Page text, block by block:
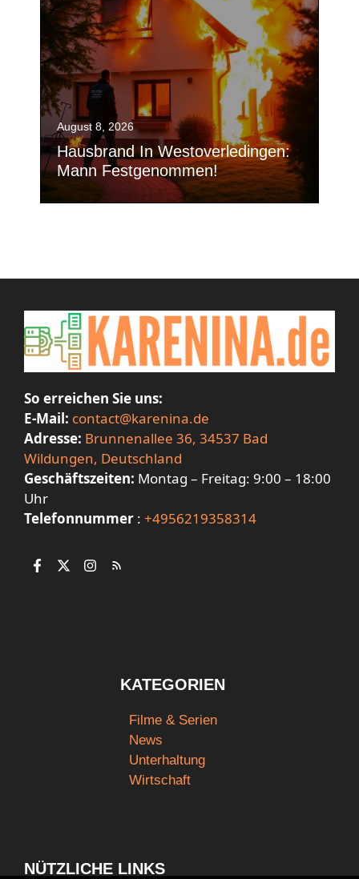
August 8, 2026
Hausbrand In Westoverledingen:
Mann Festgenommen!
So erreichen Sie uns:
E-Mail: contact@karenina.de
Adresse: Brunnenallee 36, 34537 Bad
Wildungen, Deutschland
Geschäftszeiten: Montag – Freitag: 9:00 – 18:00
Uhr
Telefonnummer : +4956219358314
KATEGORIEN
Filme & Serien
News
Unterhaltung
Wirtschaft
NÜTZLICHE LINKS